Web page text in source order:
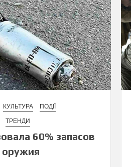
КУЛЬТУРА
ПОДІЇ
ТРЕНДИ
60% запасов
оружия